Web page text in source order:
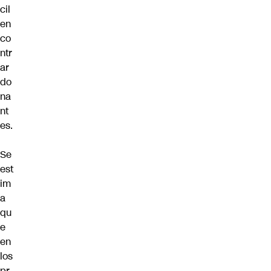
cil
en
co
ntr
ar
do
na
nt
es.
Se
est
im
a
qu
e
en
los